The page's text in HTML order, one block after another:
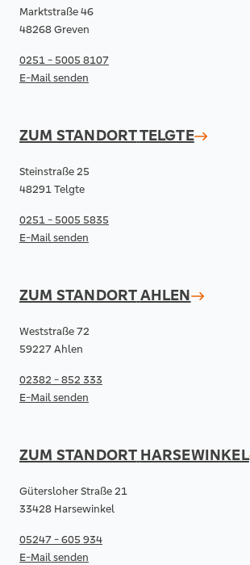
Marktstraße 46
48268 Greven
0251 - 5005 8107
E-Mail senden
ZUM STANDORTTELGTE
Steinstraße 25
48291 Telgte
0251 - 5005 5835
E-Mail senden
ZUM STANDORTAHLEN
Weststraße 72
59227 Ahlen
02382 - 852 333
E-Mail senden
ZUM STANDORT HARSEWINKEL
Gütersloher Straße 21
33428 Harsewinkel
05247 - 605 934
E-Mail senden